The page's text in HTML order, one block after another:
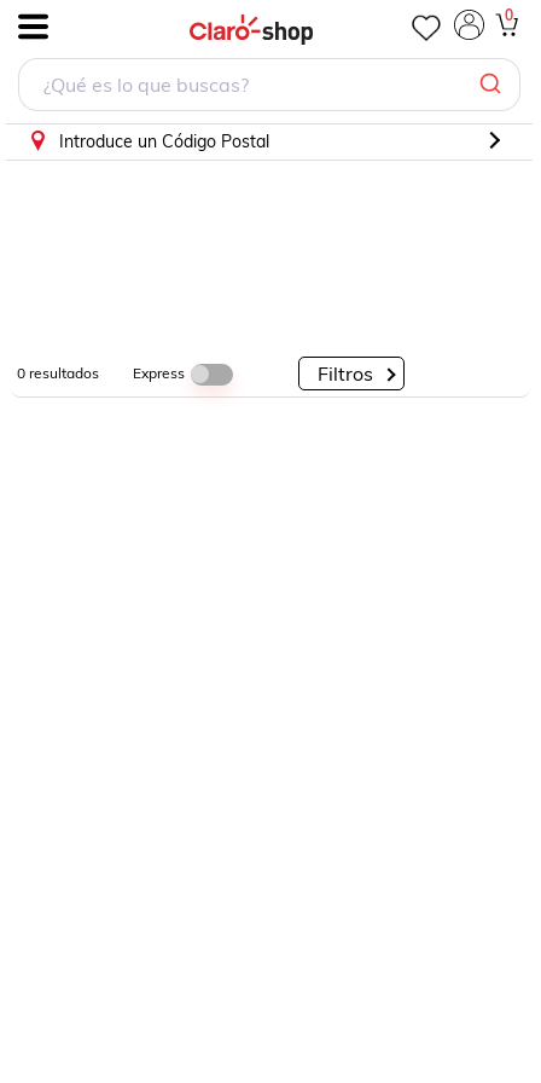
0
Introduce un Código Postal
0resultados Express Filtros
PorCategorías
PorMarcas
PorDescuento